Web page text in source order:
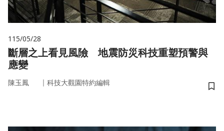
115/05/28
斷層之上看見風險 地震防災科技重塑預警與
應變
陳玉鳳 ｜ 科技大觀園特約編輯
儲